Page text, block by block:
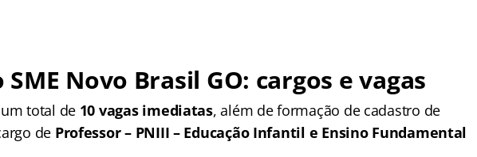
Novo Brasil GO: cargos e vagas
total de 10 vagas imediatas, além de formação de cadastro de
de Professor – PNIII – Educação Infantil e Ensino Fundamental